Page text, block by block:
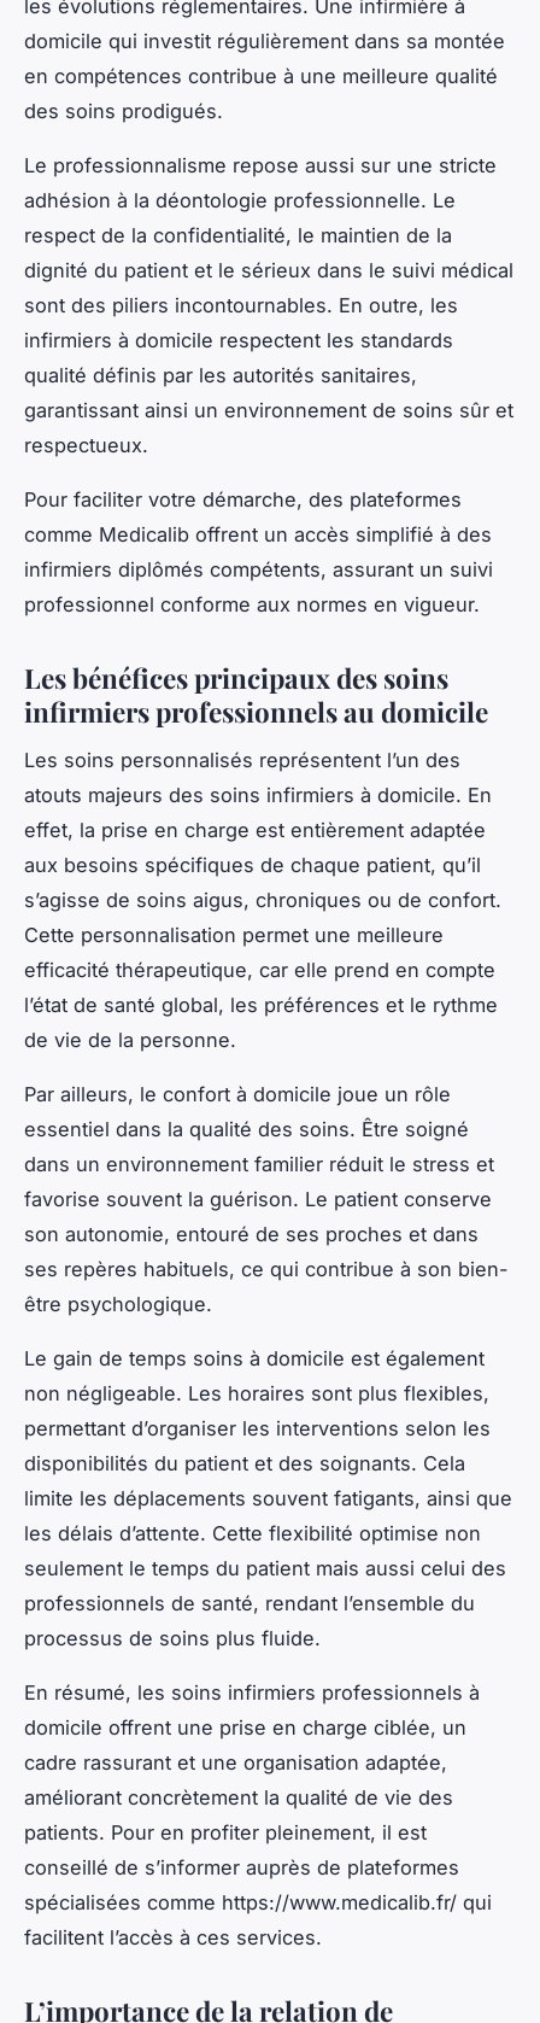
les évolutions réglementaires. Une infirmière à
domicile qui investit régulièrement dans sa montée
en compétences contribue à une meilleure qualité
des soins prodigués.
Le professionnalisme repose aussi sur une stricte
adhésion à la déontologie professionnelle. Le
respect de la confidentialité, le maintien de la
dignité du patient et le sérieux dans le suivi médical
sont des piliers incontournables. En outre, les
infirmiers à domicile respectent les standards
qualité définis par les autorités sanitaires,
garantissant ainsi un environnement de soins sûr et
respectueux.
Pour faciliter votre démarche, des plateformes
comme Medicalib offrent un accès simplifié à des
infirmiers diplômés compétents, assurant un suivi
professionnel conforme aux normes en vigueur.
Les bénéfices principaux des soins
infirmiers professionnels au domicile
Les soins personnalisés représentent l’un des
atouts majeurs des soins infirmiers à domicile. En
effet, la prise en charge est entièrement adaptée
aux besoins spécifiques de chaque patient, qu’il
s’agisse de soins aigus, chroniques ou de confort.
Cette personnalisation permet une meilleure
efficacité thérapeutique, car elle prend en compte
l’état de santé global, les préférences et le rythme
de vie de la personne.
Par ailleurs, le confort à domicile joue un rôle
essentiel dans la qualité des soins. Être soigné
dans un environnement familier réduit le stress et
favorise souvent la guérison. Le patient conserve
son autonomie, entouré de ses proches et dans
ses repères habituels, ce qui contribue à son bien-
être psychologique.
Le gain de temps soins à domicile est également
non négligeable. Les horaires sont plus flexibles,
permettant d’organiser les interventions selon les
disponibilités du patient et des soignants. Cela
limite les déplacements souvent fatigants, ainsi que
les délais d’attente. Cette flexibilité optimise non
seulement le temps du patient mais aussi celui des
professionnels de santé, rendant l’ensemble du
processus de soins plus fluide.
En résumé, les soins infirmiers professionnels à
domicile offrent une prise en charge ciblée, un
cadre rassurant et une organisation adaptée,
améliorant concrètement la qualité de vie des
patients. Pour en profiter pleinement, il est
conseillé de s’informer auprès de plateformes
spécialisées comme https://www.medicalib.fr/ qui
facilitent l’accès à ces services.
L’importance de la relation de